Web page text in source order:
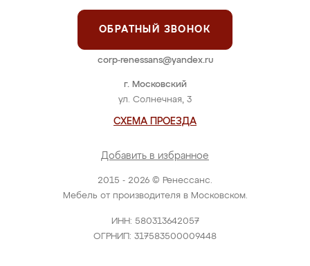
2015 - 2026 © Ренессанс.
Мебель от производителя в Московском.
ИНН: 580313642057
ОГРНИП: 317583500009448
г. Московский
ул. Солнечная, 3
СХЕМА ПРОЕЗДА
Добавить в избранное
ОБРАТНЫЙ ЗВОНОК
corp-renessans@yandex.ru